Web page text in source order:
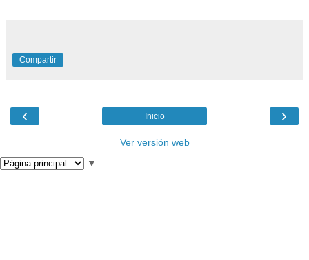
Compartir
‹ ›
Inicio
Ver versión web
▼